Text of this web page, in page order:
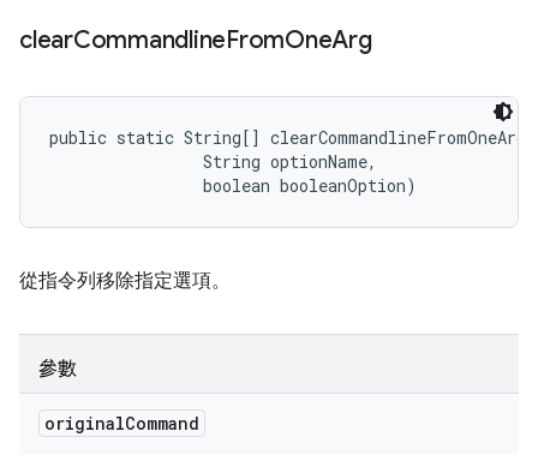
clearCommandlineFromOneArg
public static String[]
                String optionName,
                boolean booleanOption)
從指令列移除指定選項。
參數
originalCommand